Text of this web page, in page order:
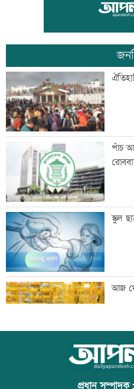
চাই:
পাঁচ
স্কুল
আজ
আজ